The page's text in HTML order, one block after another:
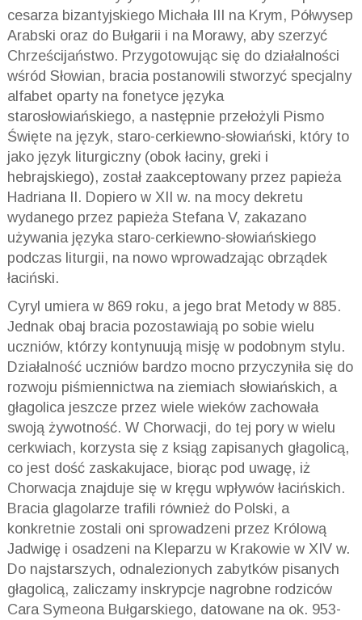
cesarza bizantyjskiego Michała III na Krym, Półwysep
Arabski oraz do Bułgarii i na Morawy, aby szerzyć
Chrześcijaństwo. Przygotowując się do działalności
wśród Słowian, bracia postanowili stworzyć specjalny
alfabet oparty na fonetyce języka
starosłowiańskiego, a następnie przełożyli Pismo
Święte na język, staro-cerkiewno-słowiański, który to
jako język liturgiczny (obok łaciny, greki i
hebrajskiego), został zaakceptowany przez papieża
Hadriana II. Dopiero w XII w. na mocy dekretu
wydanego przez papieża Stefana V, zakazano
używania języka staro-cerkiewno-słowiańskiego
podczas liturgii, na nowo wprowadzając obrządek
łaciński.
Cyryl umiera w 869 roku, a jego brat Metody w 885.
Jednak obaj bracia pozostawiają po sobie wielu
uczniów, którzy kontynuują misję w podobnym stylu.
Działalność uczniów bardzo mocno przyczyniła się do
rozwoju piśmiennictwa na ziemiach słowiańskich, a
głagolica jeszcze przez wiele wieków zachowała
swoją żywotność. W Chorwacji, do tej pory w wielu
cerkwiach, korzysta się z ksiąg zapisanych głagolicą,
co jest dość zaskakujace, biorąc pod uwagę, iż
Chorwacja znajduje się w kręgu wpływów łacińskich.
Bracia glagolarze trafili również do Polski, a
konkretnie zostali oni sprowadzeni przez Królową
Jadwigę i osadzeni na Kleparzu w Krakowie w XIV w.
Do najstarszych, odnalezionych zabytków pisanych
głagolicą, zaliczamy inskrypcje nagrobne rodziców
Cara Symeona Bułgarskiego, datowane na ok. 953-